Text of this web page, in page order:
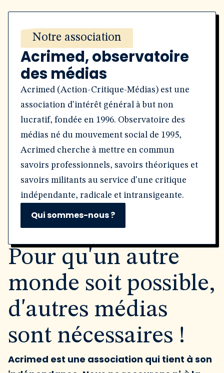
Notre association
Acrimed, observatoire
des médias
Acrimed (Action-Critique-Médias) est une
association d'intérêt général à but non
lucratif, fondée en 1996. Observatoire des
médias né du mouvement social de 1995,
Acrimed cherche à mettre en commun
savoirs professionnels, savoirs théoriques et
savoirs militants au service d'une critique
indépendante, radicale et intransigeante.
Qui sommes-nous ?
Pour qu'un autre
monde soit possible,
d'autres médias
sont nécessaires !
Acrimed est une association qui tient à son